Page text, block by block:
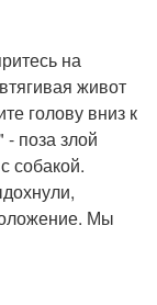
на
живот
голову вниз к
- поза злой
собакой.
Мы